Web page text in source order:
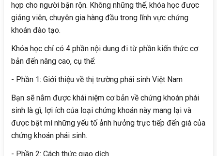
hợp cho người bận rộn. Không những thế, khóa học được
giảng viên, chuyên gia hàng đầu trong lĩnh vực chứng
khoán đào tạo.
Khóa học chỉ có 4 phần nội dung đi từ phần kiến thức cơ
bản đến nâng cao, cụ thể:
- Phần 1: Giới thiệu về thị trường phái sinh Việt Nam
Bạn sẽ nắm được khái niệm cơ bản về chứng khoán phái
sinh là gì, lợi ích của loại chứng khoán này mang lại và
được bật mí những yếu tố ảnh hưởng trực tiếp đến giá của
chứng khoán phái sinh.
- Phần 2: Cách thức giao dịch